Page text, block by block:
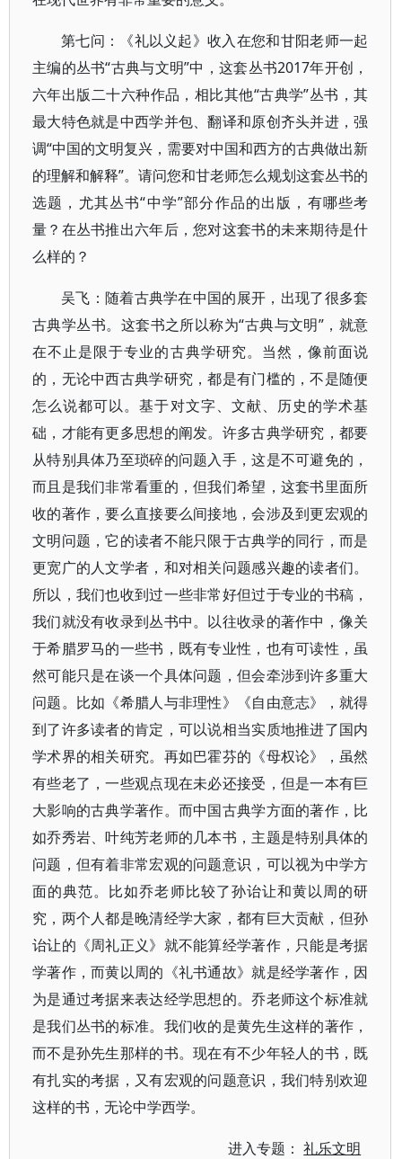
第七问：《礼以义起》收入在您和甘阳老师一起
主编的丛书“古典与文明”中，这套丛书2017年开创，
六年出版二十六种作品，相比其他“古典学”丛书，其
最大特色就是中西学并包、翻译和原创齐头并进，强
调“中国的文明复兴，需要对中国和西方的古典做出新
的理解和解释”。请问您和甘老师怎么规划这套丛书的
选题，尤其丛书“中学”部分作品的出版，有哪些考
量？在丛书推出六年后，您对这套书的未来期待是什
么样的？
吴飞：随着古典学在中国的展开，出现了很多套
古典学丛书。这套书之所以称为“古典与文明”，就意
在不止是限于专业的古典学研究。当然，像前面说
的，无论中西古典学研究，都是有门槛的，不是随便
怎么说都可以。基于对文字、文献、历史的学术基
础，才能有更多思想的阐发。许多古典学研究，都要
从特别具体乃至琐碎的问题入手，这是不可避免的，
而且是我们非常看重的，但我们希望，这套书里面所
收的著作，要么直接要么间接地，会涉及到更宏观的
文明问题，它的读者不能只限于古典学的同行，而是
更宽广的人文学者，和对相关问题感兴趣的读者们。
所以，我们也收到过一些非常好但过于专业的书稿，
我们就没有收录到丛书中。以往收录的著作中，像关
于希腊罗马的一些书，既有专业性，也有可读性，虽
然可能只是在谈一个具体问题，但会牵涉到许多重大
问题。比如《希腊人与非理性》《自由意志》，就得
到了许多读者的肯定，可以说相当实质地推进了国内
学术界的相关研究。再如巴霍芬的《母权论》，虽然
有些老了，一些观点现在未必还接受，但是一本有巨
大影响的古典学著作。而中国古典学方面的著作，比
如乔秀岩、叶纯芳老师的几本书，主题是特别具体的
问题，但有着非常宏观的问题意识，可以视为中学方
面的典范。比如乔老师比较了孙诒让和黄以周的研
究，两个人都是晚清经学大家，都有巨大贡献，但孙
诒让的《周礼正义》就不能算经学著作，只能是考据
学著作，而黄以周的《礼书通故》就是经学著作，因
为是通过考据来表达经学思想的。乔老师这个标准就
是我们丛书的标准。我们收的是黄先生这样的著作，
而不是孙先生那样的书。现在有不少年轻人的书，既
有扎实的考据，又有宏观的问题意识，我们特别欢迎
这样的书，无论中学西学。
进入专题：礼乐文明